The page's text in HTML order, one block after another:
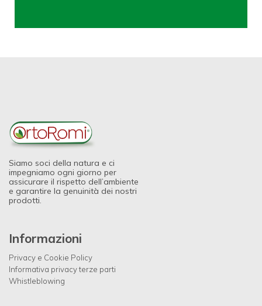
Siamo soci della natura e ci
impegniamo ogni giorno per
assicurare il rispetto dell’ambiente
e garantire la genuinità dei nostri
prodotti.
Informazioni
Privacy e Cookie Policy
Informativa privacy terze parti
Whistleblowing